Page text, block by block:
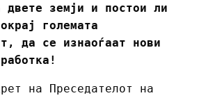
двете земји и постои ли
големата
да се изнаоѓаат нови
на Преседателот на